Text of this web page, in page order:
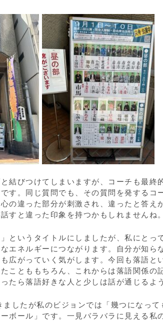
結びつけてしまいますが、コーチも最終
す。同じ質問でも、その質問を発するコ
の違った部分が刺激され、違ったと答え
すと違った印象を持つかもしれませんね。
」というタイトルにしましたが、私にと
エネルギーにつながります。自分が知ら
広がっていく気がします。今回も落語と
ことももちろん、これからは落語関係の
たら落語好きな人と少しは話が通じるよ
ましたが私のビジョンでは「幾つになっ
ボール」です。一見バラバラに見える私